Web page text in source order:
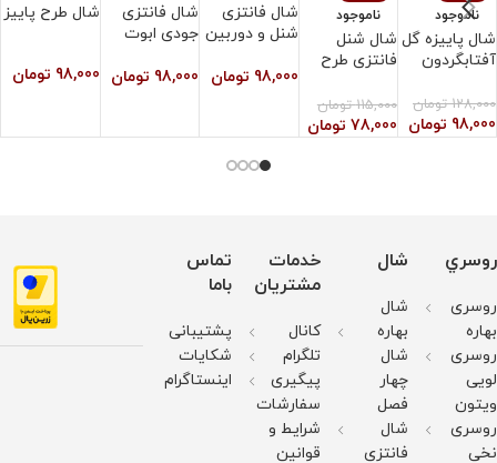
ناموجود
شال پاییزه گل
آفتابگردون
128,000 تومان
98,000 تومان
ناموجود
شال شنل
فانتزی طرح
115,000 تومان
78,000 تومان
شال فانتزی
شنل و دوربین
98,000 تومان
شال فانتزی
جودی ابوت
98,000 تومان
شال طرح پاییز
98,000 تومان
روسري
روسری
بهاره
روسری
لویی
ویتون
روسری
نخی
شال
شال
بهاره
شال
چهار
فصل
شال
فانتزی
خدمات
مشتریان
کانال
تلگرام
پیگیری
سفارشات
شرایط و
قوانین
تماس
باما
پشتیبانی
شکایات
اینستاگرام